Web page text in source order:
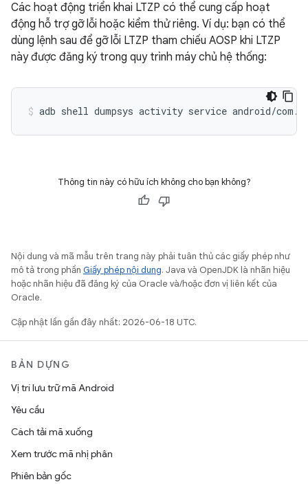
Các hoạt động triển khai LTZP có thể cung cấp hoạt
động hỗ trợ gỡ lỗi hoặc kiểm thử riêng. Ví dụ: bạn có thể
dùng lệnh sau để gỡ lỗi LTZP tham chiếu AOSP khi LTZP
này được đăng ký trong quy trình máy chủ hệ thống:
adb shell dumpsys activity service android/
Thông tin này có hữu ích không cho bạn không?
Nội dung và mã mẫu trên trang này phải tuân thủ các giấy phép như
mô tả trong phần Giấy phép nội dung. Java và OpenJDK là nhãn hiệu
hoặc nhãn hiệu đã đăng ký của Oracle và/hoặc đơn vị liên kết của
Oracle.
Cập nhật lần gần đây nhất: 2026-06-18 UTC.
BẢN DỰNG
Vị trí lưu trữ mã Android
Yêu cầu
Cách tải mã xuống
Xem trước mã nhị phân
Phiên bản gốc